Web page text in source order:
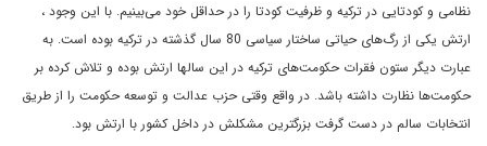
نظامی‌ و کودتایی در ترکیه و ظرفیت کودتا را در حداقل خود می‌بینیم. با این وجود ،
ارتش یکی از رگ‌های حیاتی ساختار سیاسی 80 سال گذشته در ترکیه بوده است. به
عبارت دیگر ستون فقرات حکومت‌های ترکیه در این سالها ارتش بوده و تلاش کرده بر
حکومت‌ها نظارت داشته باشد. در واقع وقتی حزب عدالت و توسعه حکومت را از طریق
انتخابات سالم در دست گرفت بزرگترین مشکلش در داخل کشور با ارتش بود.